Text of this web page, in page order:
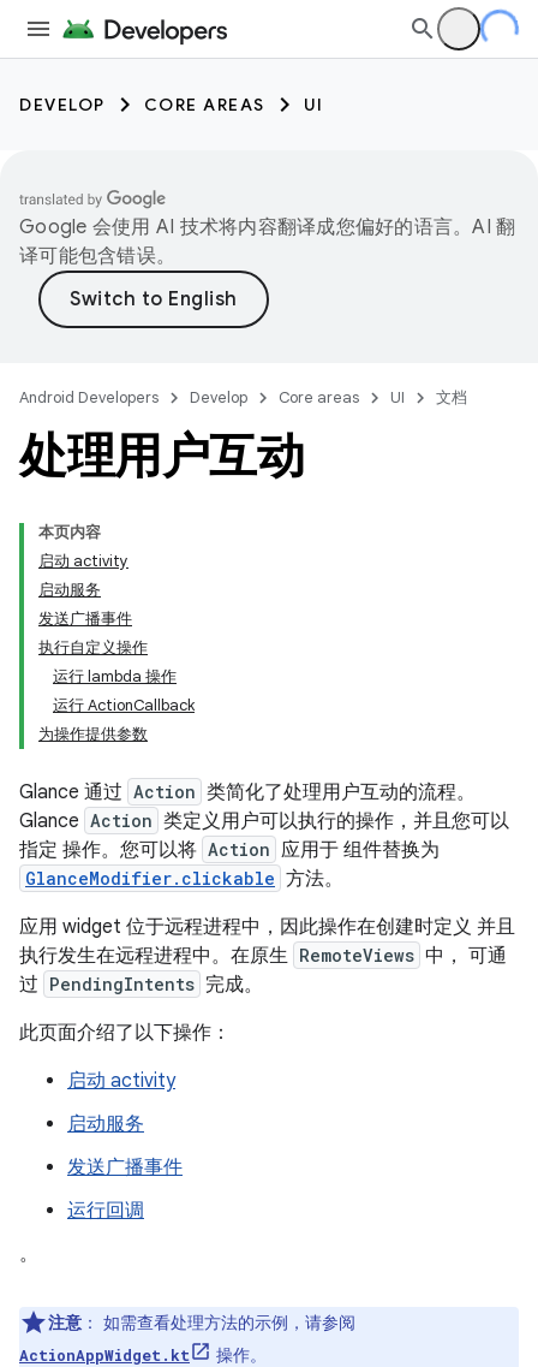
DEVELOP CORE AREAS UI
Google 会使用 AI 技术将内容翻译成您偏好的语言。AI 翻
译可能包含错误。
Android Developers Develop Core areas UI 文档
处理用户互动
本页内容
启动 activity
启动服务
发送广播事件
执行自定义操作
运行 lambda 操作
运行 ActionCallback
为操作提供参数
Glance 通过 Action 类简化了处理用户互动的流程。
Glance Action 类定义用户可以执行的操作，并且您可以
指定 操作。您可以将 Action 应用于 组件替换为
GlanceModifier.clickable 方法。
应用 widget 位于远程进程中，因此操作在创建时定义 并且
执行发生在远程进程中。在原生 RemoteViews 中， 可通
过 PendingIntents 完成。
此页面介绍了以下操作：
启动 activity
启动服务
发送广播事件
运行回调
。
注意 ： 如需查看处理方法的示例，请参阅
ActionAppWidget.kt 操作。